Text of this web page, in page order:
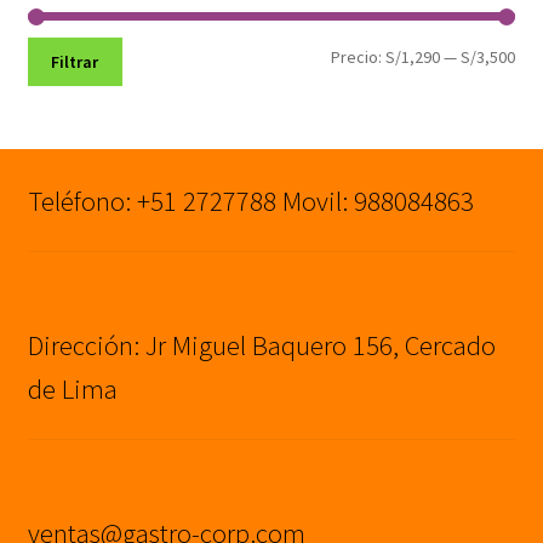
Filtrar Precio:S/1,290—S/3,500
Teléfono: +51 2727788 Movil: 988084863
Dirección: Jr Miguel Baquero 156, Cercado
de Lima
ventas@gastro-corp.com